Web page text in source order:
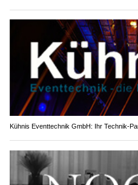
Kühnis Eventtechnik GmbH: Ihr Technik-